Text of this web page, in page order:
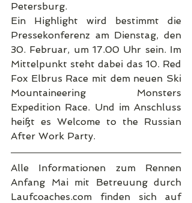
Petersburg.
Ein Highlight wird bestimmt die
Pressekonferenz am Dienstag, den
30. Februar, um 17.00 Uhr sein. Im
Mittelpunkt steht dabei das 10. Red
Fox Elbrus Race mit dem neuen Ski
Mountaineering Monsters
Expedition Race. Und im Anschluss
heißt es Welcome to the Russian
After Work Party.
Alle Informationen zum Rennen
Anfang Mai mit Betreuung durch
Laufcoaches.com finden sich auf